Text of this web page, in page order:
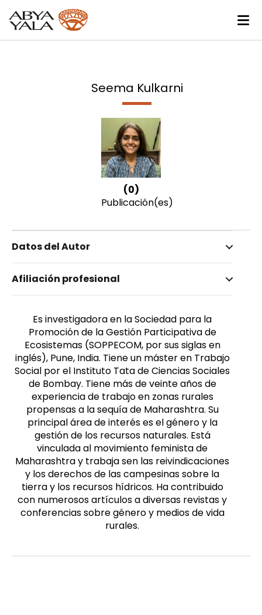
Seema Kulkarni
(0)
Publicación(es)
Datos del Autor
Kulkarni, Seema
Femenino
Afiliación profesional
Es investigadora en la Sociedad para la
Promoción de la Gestión Participativa de
Ecosistemas (SOPPECOM, por sus siglas en
inglés), Pune, India. Tiene un máster en Trabajo
Social por el Instituto Tata de Ciencias Sociales
de Bombay. Tiene más de veinte años de
experiencia de trabajo en zonas rurales
propensas a la sequía de Maharashtra. Su
principal área de interés es el género y la
gestión de los recursos naturales. Está
vinculada al movimiento feminista de
Maharashtra y trabaja sen las reivindicaciones
y los derechos de las campesinas sobre la
tierra y los recursos hídricos. Ha contribuido
con numerosos artículos a diversas revistas y
conferencias sobre género y medios de vida
rurales.